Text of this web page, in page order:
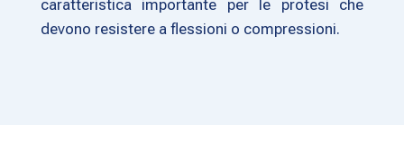
caratteristica importante per le protesi che
devono resistere a flessioni o compressioni.